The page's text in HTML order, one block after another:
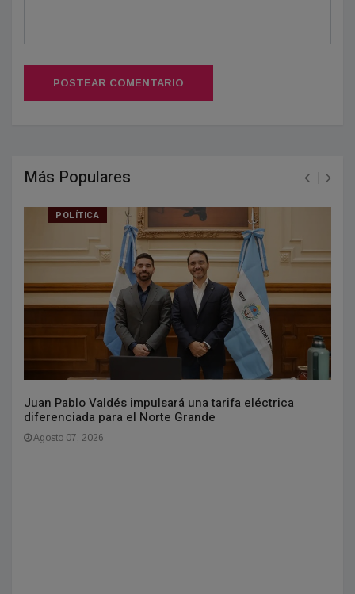
POSTEAR COMENTARIO
Más Populares
POLÍTICA
Juan Pablo Valdés impulsará una tarifa eléctrica
diferenciada para el Norte Grande
Agosto 07, 2026